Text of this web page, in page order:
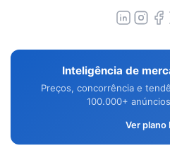
Inteligência de
Preços, concorrência e
100.000+
Ver plano